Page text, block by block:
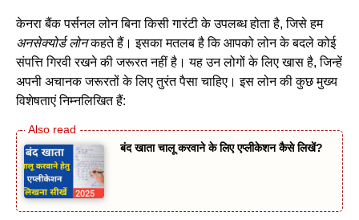
केनरा बैंक पर्सनल लोन बिना किसी गारंटी के उपलब्ध होता है, जिसे हम
अनसेक्योर्ड लोनकहते हैं। इसका मतलब है कि आपको लोन के बदले कोई
संपत्ति गिरवी रखने की जरूरत नहीं है। यह उन लोगों के लिए खास है, जिन्हें
अपनी अचानक जरूरतों के लिए तुरंत पैसा चाहिए। इस लोन की कुछ मुख्य
विशेषताएं निम्नलिखित हैं:
बंद खाता चालू करवाने के लिए एप्लीकेशन कैसे लिखें?